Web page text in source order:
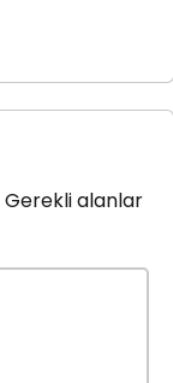
Gerekli alanlar